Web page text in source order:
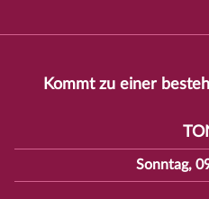
Kommt zu einer
Sonntag,